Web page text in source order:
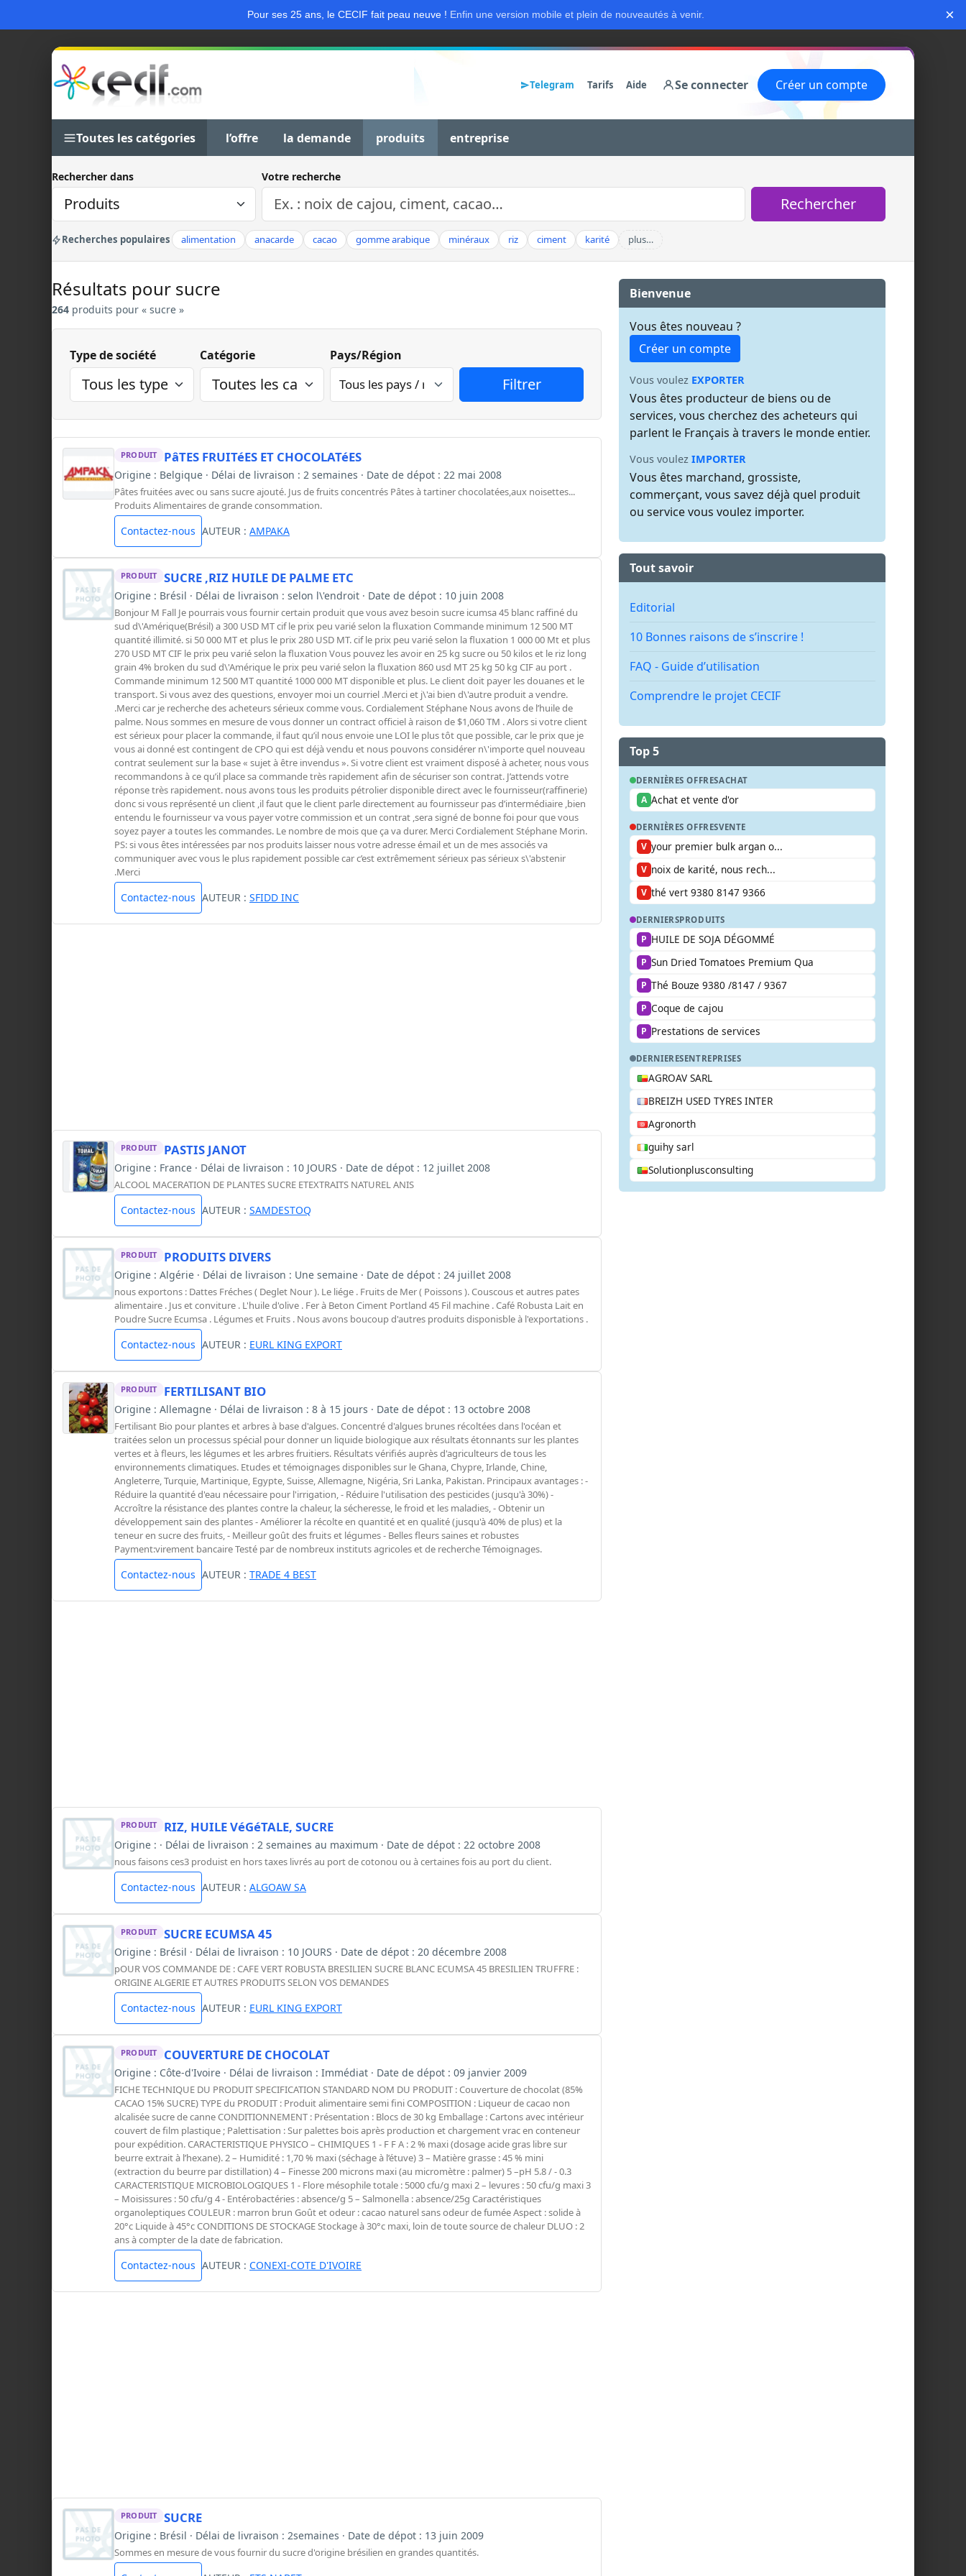
Pour ses 25 ans, le CECIF fait peau neuve ! Enfin une version mobile et plein de nouveautés à venir. ×
Telegram Tarifs Aide Se connecter Créer un compte
Toutes les catégories l’offre la demande produits entreprise
Rechercher dans Votre recherche
Rechercher
Recherches populaires alimentation anacarde cacao gomme arabique minéraux riz ciment karité plus…
Résultats pour sucre
264 produits pour « sucre »
Type de société Catégorie Pays/Région
PRODUIT PâTES FRUITéES ET CHOCOLATéES
Origine : Belgique · Délai de livraison : 2 semaines · Date de dépot : 22 mai 2008
Pâtes fruitées avec ou sans sucre ajouté. Jus de fruits concentrés Pâtes à tartiner chocolatées,aux noisettes...
Produits Alimentaires de grande consommation.
Contactez-nous AUTEUR : AMPAKA
PRODUIT SUCRE ,RIZ HUILE DE PALME ETC
Origine : Brésil · Délai de livraison : selon l\'endroit · Date de dépot : 10 juin 2008
Bonjour M Fall Je pourrais vous fournir certain produit que vous avez besoin sucre icumsa 45 blanc raffiné du
sud d\'Amérique(Brésil) a 300 USD MT cif le prix peu varié selon la fluxation Commande minimum 12 500 MT
quantité illimité. si 50 000 MT et plus le prix 280 USD MT. cif le prix peu varié selon la fluxation 1 000 00 Mt et plus
270 USD MT CIF le prix peu varié selon la fluxation Vous pouvez les avoir en 25 kg sucre ou 50 kilos et le riz long
grain 4% broken du sud d\'Amérique le prix peu varié selon la fluxation 860 usd MT 25 kg 50 kg CIF au port .
Commande minimum 12 500 MT quantité 1000 000 MT disponible et plus. Le client doit payer les douanes et le
transport. Si vous avez des questions, envoyer moi un courriel .Merci et j\'ai bien d\'autre produit a vendre.
.Merci car je recherche des acheteurs sérieux comme vous. Cordialement Stéphane Nous avons de l’huile de
palme. Nous sommes en mesure de vous donner un contract officiel à raison de $1,060 TM . Alors si votre client
est sérieux pour placer la commande, il faut qu’il nous envoie une LOI le plus tôt que possible, car le prix que je
vous ai donné est contingent de CPO qui est déjà vendu et nous pouvons considérer n\'importe quel nouveau
contrat seulement sur la base « sujet à être invendus ». Si votre client est vraiment disposé à acheter, nous vous
recommandons à ce qu’il place sa commande très rapidement afin de sécuriser son contrat. J’attends votre
réponse très rapidement. nous avons tous les produits pétrolier disponible direct avec le fournisseur(raffinerie)
donc si vous représenté un client ,il faut que le client parle directement au fournisseur pas d’intermédiaire ,bien
entendu le fournisseur va vous payer votre commission et un contrat ,sera signé de bonne foi pour que vous
soyez payer a toutes les commandes. Le nombre de mois que ça va durer. Merci Cordialement Stéphane Morin.
PS: si vous êtes intéressées par nos produits laisser nous votre adresse émail et un de mes associés va
communiquer avec vous le plus rapidement possible car c’est extrêmement sérieux pas sérieux s\'abstenir
.Merci
Contactez-nous AUTEUR : SFIDD INC
PRODUIT PASTIS JANOT
Origine : France · Délai de livraison : 10 JOURS · Date de dépot : 12 juillet 2008
ALCOOL MACERATION DE PLANTES SUCRE ETEXTRAITS NATUREL ANIS
Contactez-nous AUTEUR : SAMDESTOQ
PRODUIT PRODUITS DIVERS
Origine : Algérie · Délai de livraison : Une semaine · Date de dépot : 24 juillet 2008
nous exportons : Dattes Fréches ( Deglet Nour ). Le liége . Fruits de Mer ( Poissons ). Couscous et autres pates
alimentaire . Jus et conviture . L'huile d'olive . Fer à Beton Ciment Portland 45 Fil machine . Café Robusta Lait en
Poudre Sucre Ecumsa . Légumes et Fruits . Nous avons boucoup d'autres produits disponisble à l'exportations .
Contactez-nous AUTEUR : EURL KING EXPORT
PRODUIT FERTILISANT BIO
Origine : Allemagne · Délai de livraison : 8 à 15 jours · Date de dépot : 13 octobre 2008
Fertilisant Bio pour plantes et arbres à base d'algues. Concentré d'algues brunes récoltées dans l'océan et
traitées selon un processus spécial pour donner un liquide biologique aux résultats étonnants sur les plantes
vertes et à fleurs, les légumes et les arbres fruitiers. Résultats vérifiés auprès d'agriculteurs de tous les
environnements climatiques. Etudes et témoignages disponibles sur le Ghana, Chypre, Irlande, Chine,
Angleterre, Turquie, Martinique, Egypte, Suisse, Allemagne, Nigéria, Sri Lanka, Pakistan. Principaux avantages : -
Réduire la quantité d'eau nécessaire pour l'irrigation, - Réduire l'utilisation des pesticides (jusqu'à 30%) -
Accroître la résistance des plantes contre la chaleur, la sécheresse, le froid et les maladies, - Obtenir un
développement sain des plantes - Améliorer la récolte en quantité et en qualité (jusqu'à 40% de plus) et la
teneur en sucre des fruits, - Meilleur goût des fruits et légumes - Belles fleurs saines et robustes
Payment:virement bancaire Testé par de nombreux instituts agricoles et de recherche Témoignages.
Contactez-nous AUTEUR : TRADE 4 BEST
PRODUIT RIZ, HUILE VéGéTALE, SUCRE
Origine : · Délai de livraison : 2 semaines au maximum · Date de dépot : 22 octobre 2008
nous faisons ces3 produist en hors taxes livrés au port de cotonou ou à certaines fois au port du client.
Contactez-nous AUTEUR : ALGOAW SA
PRODUIT SUCRE ECUMSA 45
Origine : Brésil · Délai de livraison : 10 JOURS · Date de dépot : 20 décembre 2008
pOUR VOS COMMANDE DE : CAFE VERT ROBUSTA BRESILIEN SUCRE BLANC ECUMSA 45 BRESILIEN TRUFFRE :
ORIGINE ALGERIE ET AUTRES PRODUITS SELON VOS DEMANDES
Contactez-nous AUTEUR : EURL KING EXPORT
PRODUIT COUVERTURE DE CHOCOLAT
Origine : Côte-d'Ivoire · Délai de livraison : Immédiat · Date de dépot : 09 janvier 2009
FICHE TECHNIQUE DU PRODUIT SPECIFICATION STANDARD NOM DU PRODUIT : Couverture de chocolat (85%
CACAO 15% SUCRE) TYPE du PRODUIT : Produit alimentaire semi fini COMPOSITION : Liqueur de cacao non
alcalisée sucre de canne CONDITIONNEMENT : Présentation : Blocs de 30 kg Emballage : Cartons avec intérieur
couvert de film plastique ; Palettisation : Sur palettes bois après production et chargement vrac en conteneur
pour expédition. CARACTERISTIQUE PHYSICO – CHIMIQUES 1 - F F A : 2 % maxi (dosage acide gras libre sur
beurre extrait à l’hexane). 2 – Humidité : 1,70 % maxi (séchage à l’étuve) 3 – Matière grasse : 45 % mini
(extraction du beurre par distillation) 4 – Finesse 200 microns maxi (au micromètre : palmer) 5 –pH 5.8 / - 0.3
CARACTERISTIQUE MICROBIOLOGIQUES 1 - Flore mésophile totale : 5000 cfu/g maxi 2 – levures : 50 cfu/g maxi 3
– Moisissures : 50 cfu/g 4 - Entérobactéries : absence/g 5 – Salmonella : absence/25g Caractéristiques
organoleptiques COULEUR : marron brun Goût et odeur : cacao naturel sans odeur de fumée Aspect : solide à
20°c Liquide à 45°c CONDITIONS DE STOCKAGE Stockage à 30°c maxi, loin de toute source de chaleur DLUO : 2
ans à compter de la date de fabrication.
Contactez-nous AUTEUR : CONEXI-COTE D'IVOIRE
PRODUIT SUCRE
Origine : Brésil · Délai de livraison : 2semaines · Date de dépot : 13 juin 2009
Sommes en mesure de vous fournir du sucre d'origine brésilien en grandes quantités.
Bienvenue
Vous êtes nouveau ?
Créer un compte
Vous voulez EXPORTER
Vous êtes producteur de biens ou de
services, vous cherchez des acheteurs qui
parlent le Français à travers le monde entier.
Vous voulez IMPORTER
Vous êtes marchand, grossiste,
commerçant, vous savez déjà quel produit
ou service vous voulez importer.
Tout savoir
Editorial
10 Bonnes raisons de s’inscrire !
FAQ - Guide d’utilisation
Comprendre le projet CECIF
Top 5
DERNIÈRES OFFRESACHAT
A Achat et vente d'or
DERNIÈRES OFFRESVENTE
V your premier bulk argan o...
V noix de karité, nous rech...
V thé vert 9380 8147 9366
DERNIERSPRODUITS
P HUILE DE SOJA DÉGOMMÉ
P Sun Dried Tomatoes Premium Qua
P Thé Bouze 9380 /8147 / 9367
P Coque de cajou
P Prestations de services
DERNIERESENTREPRISES
AGROAV SARL
BREIZH USED TYRES INTER
Agronorth
guihy sarl
Solutionplusconsulting